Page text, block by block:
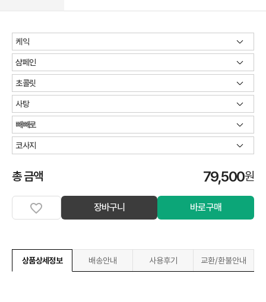
총 금액 79,500원
장바구니 바로구매
상품상세정보 배송안내 사용후기 교환/환불안내